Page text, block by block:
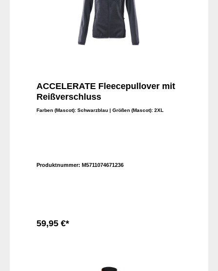
ACCELERATE Fleecepullover mit
Reißverschluss
Farben (Mascot): Schwarzblau | Größen (Mascot): 2XL
Produktnummer: M5711074671236
59,95 €*